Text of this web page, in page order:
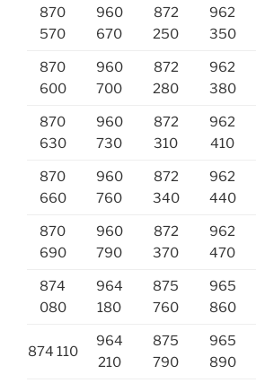
870
570
960
670
872
250
962
350
870
600
960
700
872
280
962
380
870
630
960
730
872
310
962
410
870
660
960
760
872
340
962
440
870
690
960
790
872
370
962
470
874
080
964
180
875
760
965
860
874 110
964
210
875
790
965
890